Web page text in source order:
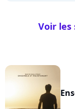
Voir les